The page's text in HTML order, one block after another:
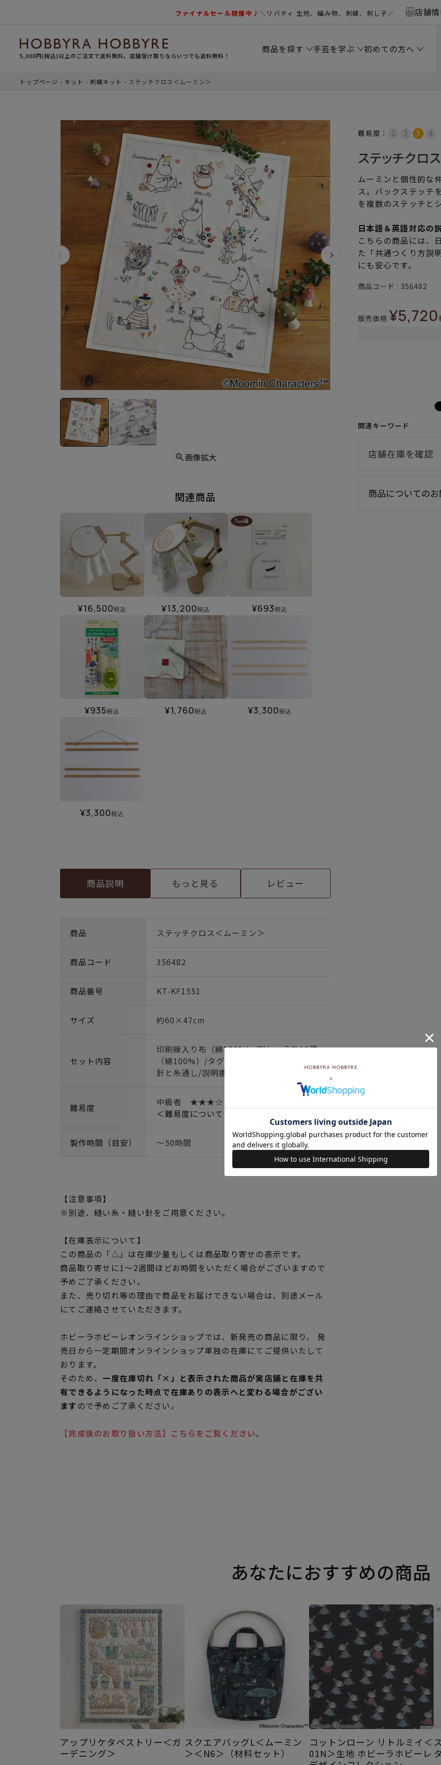
ファイナルセール開催中♪＼リバティ 生地、編み物、刺繍、刺し子／ 店舗
5,000円(税込)以上のご注文で送料無料。店舗受け取りならいつでも送料無料！
商品を探す 手芸を学ぶ 初めての方へ
トップページ キット 刺繍キット ステッチクロス＜ムーミン＞
画像拡大
関連商品
¥16,500税込 ¥13,200税込 ¥693税込
¥935税込 ¥1,760税込 ¥3,300税込
¥3,300税込
商品説明 もっと見る レビュー
商品 ステッチクロス＜ムーミン＞
商品コード 356482
商品番号 KT-KF1551
サイズ 約60×47cm
セット内容
印刷線入り布（綿100%）/刺しゅう糸11種
（綿100%）/タグ（ポリエステル100%）/
針と糸通し/説明書2種
難易度
中級者 ★★★☆
＜難易度について＞詳しくはこちら
製作時間（目安） ～50時間
【注意事項】
※別途、縫い糸・縫い針をご用意ください。
【在庫表示について】
この商品の「△」は在庫少量もしくは商品取り寄せの表示です。
商品取り寄せに1～2週間ほどお時間をいただく場合がございますので
予めご了承ください。
また、売り切れ等の理由で商品をお届けできない場合は、別途メール
にてご連絡させていただきます。
ホビーラホビーレオンラインショップでは、新発売の商品に限り、 発
売日から一定期間オンラインショップ単独の在庫にてご提供いたして
おります。
そのため、 一度在庫切れ「×」と表示された商品が実店舗と在庫を共
有できるようになった時点で在庫ありの表示へと変わる場合がござい
ます ので予めご了承ください。
【完成後のお取り扱い方法】こちらをご覧ください。
難易度：
ステッチクロ
ムーミンと個性的な
ス。バックステッチ
を複数のステッチと
日本語＆英語対応の
こちらの商品には、
た「共通つくり方説
にも安心です。
商品コード 356482
販売価格 ¥5,720
関連キーワード
商品についての
あなたにおすすめの商品
アップリケタペストリー＜ガ
ーデニング＞
スクエアバッグL＜ムーミン
＞＜N6＞（材料セット）
コットンローン リトルミイ＜
01N＞生地 ホビーラホビーレ